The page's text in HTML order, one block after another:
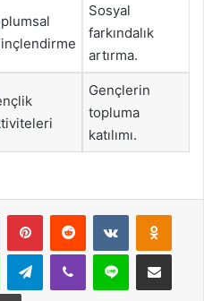
Sosyal
farkındalık
artırma.
Gençlerin
topluma
katılımı.
Tumblr PinterestReddit VKontakte
WhatsAppTelegramViber Line E-Posta ile
Yazdır